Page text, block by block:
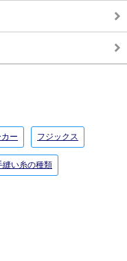
ー フジックス
縫い糸の種類